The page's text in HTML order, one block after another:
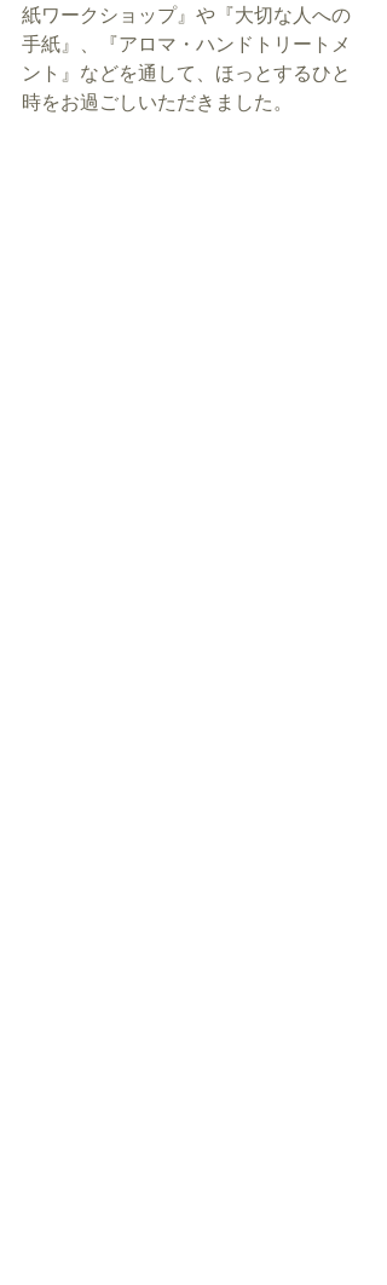
紙ワークショップ』や『大切な人への
手紙』、『アロマ・ハンドトリートメ
ント』などを通して、ほっとするひと
時をお過ごしいただきました。